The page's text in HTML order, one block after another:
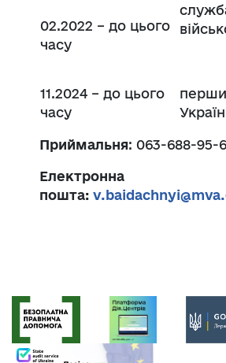
02.2022 – до цього
часу
11.2024 – до цього
часу
Приймальня: 063-688-95-
Електронна
пошта: